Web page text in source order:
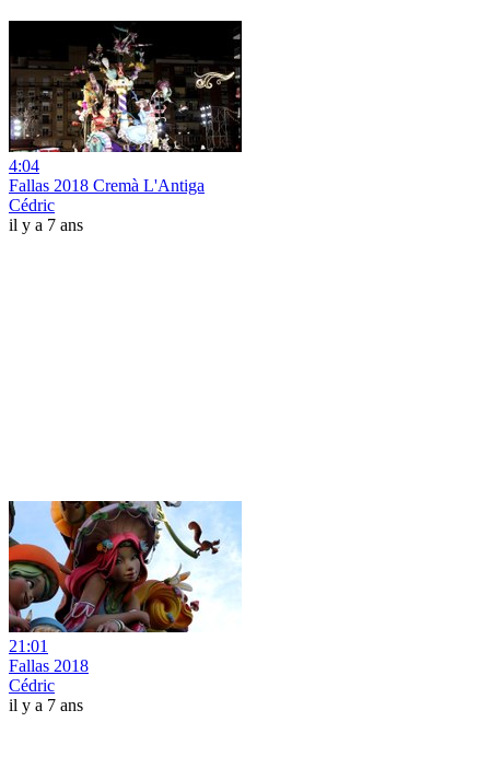
4:04
Fallas 2018 Cremà L'Antiga
Cédric
il y a 7 ans
21:01
Fallas 2018
Cédric
il y a 7 ans